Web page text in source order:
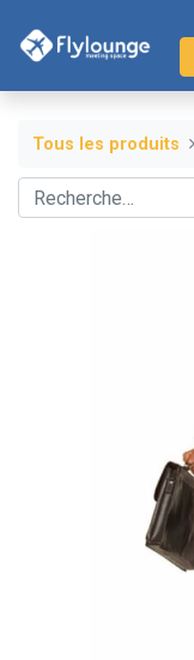
Tous les produits